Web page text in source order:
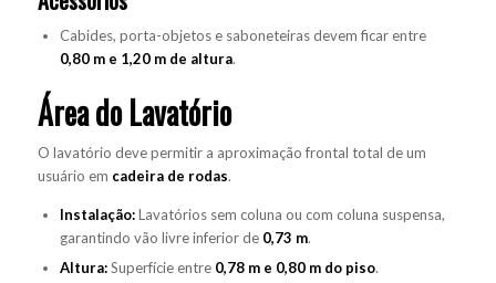
Cabides, porta-objetos e saboneteiras devem ficar entre
0,80 m e 1,20 m de altura.
Área do Lavatório
O lavatório deve permitir a aproximação frontal total de um
usuário em cadeira de rodas.
Instalação:Lavatórios sem coluna ou com coluna suspensa,
garantindo vão livre inferior de 0,73 m.
Altura:Superfície entre 0,78 m e 0,80 m do piso.